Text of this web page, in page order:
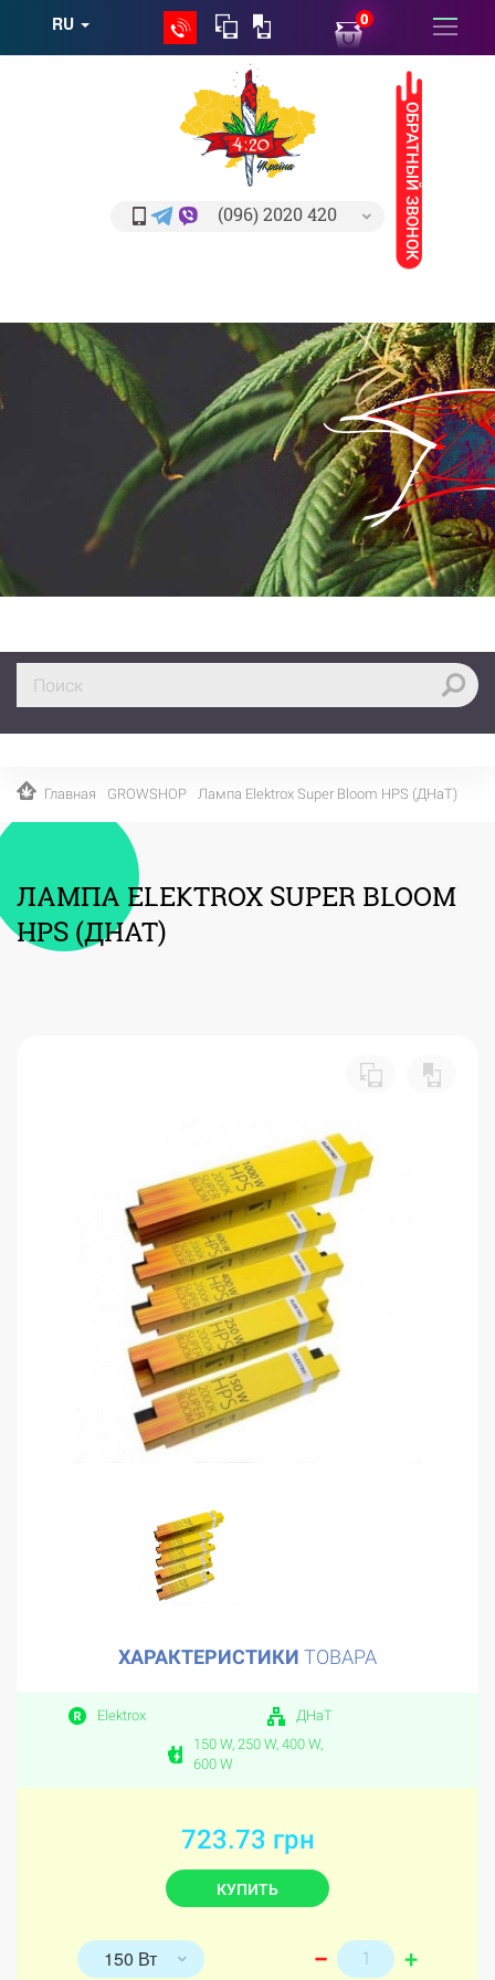
RU 0
ОБРАТНЫЙ ЗВОНОК
(096) 2020 420
Главная GROWSHOP Лампа Elektrox Super Bloom HPS (ДНаТ)
ЛАМПА ELEKTROX SUPER BLOOM
HPS (ДНАТ)
ХАРАКТЕРИСТИКИ ТОВАРА
Elektrox
ДНаТ
150 W, 250 W, 400 W,
600 W
150 Вт
723.73 грн
КУПИТЬ
– +